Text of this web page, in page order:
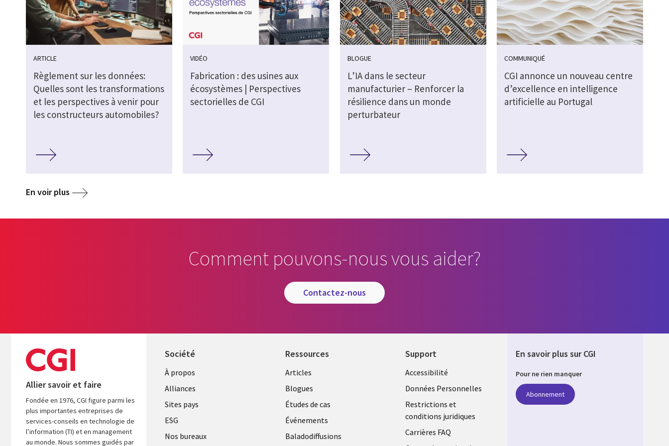
ARTICLE
Règlement sur les données:
Quelles sont les transformations
et les perspectives à venir pour
les constructeurs automobiles?
VIDÉO
Fabrication : des usines aux
écosystèmes | Perspectives
sectorielles de CGI
BLOGUE
L’IA dans le secteur
manufacturier – Renforcer la
résilience dans un monde
perturbateur
COMMUNIQUÉ
CGI annonce un nouveau centre
d’excellence en intelligence
artificielle au Portugal
En voir plus
Comment pouvons-nous vous aider?
contactez-nous
Allier savoir et faire
Fondée en 1976, CGI figure parmi les
plus importantes entreprises de
services-conseils en technologie de
l’information (TI) et en management
au monde. Nous sommes guidés par
Société
À propos
Alliances
Sites pays
ESG
Nos bureaux
Ressources
Articles
Blogues
Études de cas
Événements
Baladodiffusions
Support
Accessibilité
Données Personnelles
Restrictions et
conditions juridiques
Carrières FAQ
En savoir plus sur CGI
Pour ne rien manquer
Abonnement